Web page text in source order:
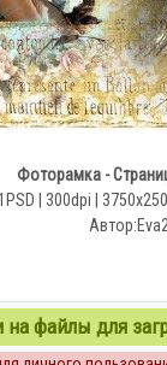
Фоторамка -
1PSD | 300dpi |
файлы для